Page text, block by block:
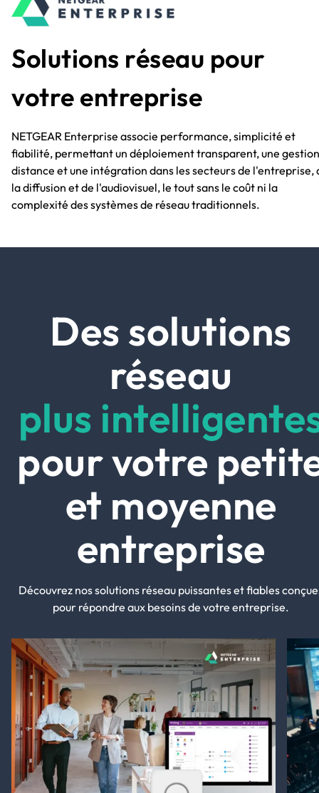
Solutions réseau pour
votre entreprise
NETGEAR Enterprise associe performance, simplicité et
fiabilité, permettant un déploiement transparent, une
distance et une intégration dans les secteurs de l'entreprise,
la diffusion et de l'audiovisuel, le tout sans le coût ni la
complexité des systèmes de réseau traditionnels.
Des solutions
réseau
plus
pour votre
et moyenne
entreprise
Découvrez nos solutions réseau puissantes et fiables
pour répondre aux besoins de votre entreprise.